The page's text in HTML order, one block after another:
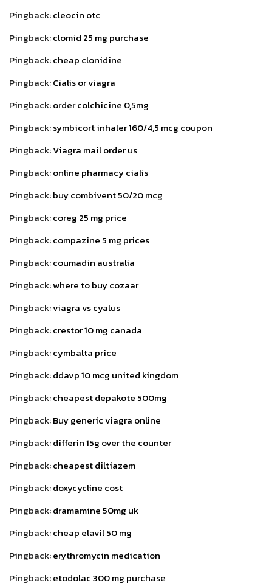
Pingback:cleocin otc
Pingback:clomid 25 mg purchase
Pingback:cheap clonidine
Pingback:Cialis or viagra
Pingback:order colchicine 0,5mg
Pingback:symbicort inhaler 160/4,5 mcg coupon
Pingback:Viagra mail order us
Pingback:online pharmacy cialis
Pingback:buy combivent 50/20 mcg
Pingback:coreg 25 mg price
Pingback:compazine 5 mg prices
Pingback:coumadin australia
Pingback:where to buy cozaar
Pingback:viagra vs cyalus
Pingback:crestor 10 mg canada
Pingback:cymbalta price
Pingback:ddavp 10 mcg united kingdom
Pingback:cheapest depakote 500mg
Pingback:Buy generic viagra online
Pingback:differin 15g over the counter
Pingback:cheapest diltiazem
Pingback:doxycycline cost
Pingback:dramamine 50mg uk
Pingback:cheap elavil 50 mg
Pingback:erythromycin medication
Pingback:etodolac 300 mg purchase